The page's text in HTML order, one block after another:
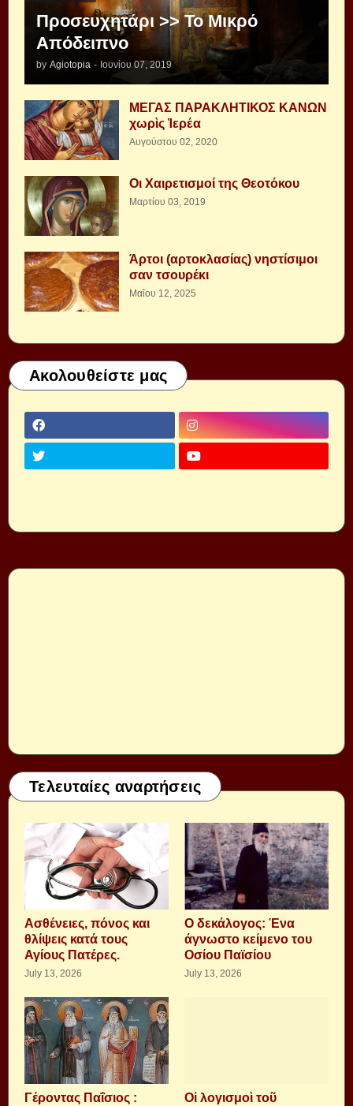
Προσευχητάρι >> Το Μικρό
Απόδειπνο
by Agiotopia - Ιουνίου 07, 2019
ΜΕΓΑΣ ΠΑΡΑΚΛΗΤΙΚΟΣ ΚΑΝΩΝ
χωρὶς Ἱερέα
Αυγούστου 02, 2020
Οι Χαιρετισμοί της Θεοτόκου
Μαρτίου 03, 2019
Άρτοι (αρτοκλασίας) νηστίσιμοι
σαν τσουρέκι
Μαΐου 12, 2025
Ακολουθείστε μας
Τελευταίες αναρτήσεις
Aσθένειες, πόνος και
θλίψεις κατά τους
Αγίους Πατέρες.
July 13, 2026
Ο δεκάλογος: Ένα
άγνωστο κείμενο του
Οσίου Παϊσίου
July 13, 2026
Γέροντας Παΐσιος :
Οἱ λογισμοὶ τοῦ